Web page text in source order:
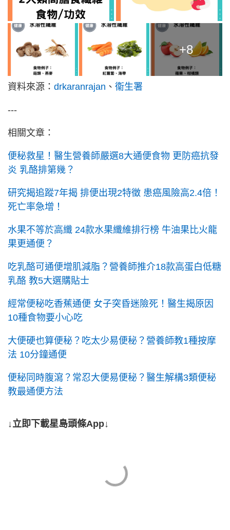
+8
資料來源： drkaranrajan 、 衞生署
---
相關文章：
便秘救星！醫生營養師嚴選8大通便食物 更防癌抗發
炎 乳酪排第幾？
研究揭追蹤7年揭 排便出現2特徵 患癌風險高2.4倍！
死亡率急增！
水果不等於高纖 24款水果纖維排行榜 牛油果比火龍
果更通便？
吃乳酪可通便增肌減脂？營養師推介18款高蛋白低糖
乳酪 教5大選購貼士
經常便秘吃香蕉通便 女子突昏迷險死！醫生揭原因
10種食物要小心吃
大便硬也算便秘？吃太少易便秘？營養師教1種按摩
法 10分鐘通便
便秘同時腹瀉？常忍大便易便秘？醫生解構3類便秘
教最通便方法
↓立即下載星島頭條App↓